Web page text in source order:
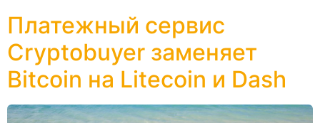
Платежный сервис
Cryptobuyer заменяет
Bitcoin на Litecoin и Dash